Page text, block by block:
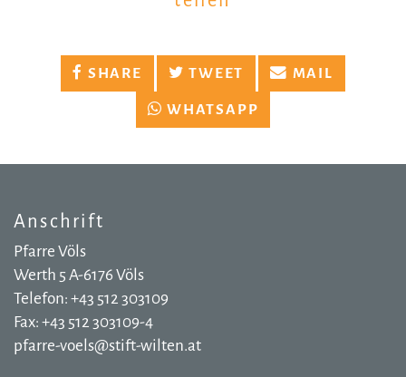
SHARE TWEET MAIL
WHATSAPP
Anschrift
Pfarre Völs
Werth 5 A-6176 Völs
Telefon: +43 512 303109
Fax: +43 512 303109-4
pfarre-voels@stift-wilten.at